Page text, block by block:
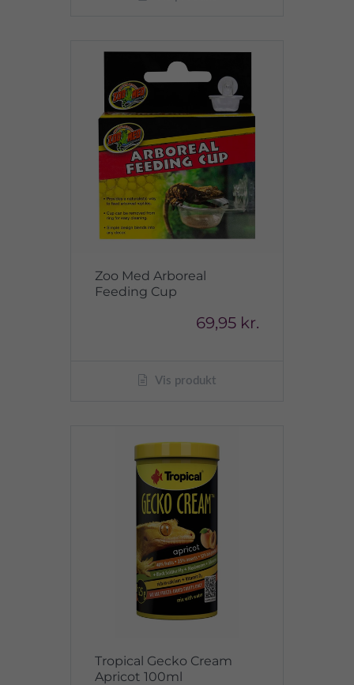
Zoo Med Arboreal
Feeding Cup
69,95 kr.
Vis produkt
Tropical Gecko Cream
Apricot 100ml